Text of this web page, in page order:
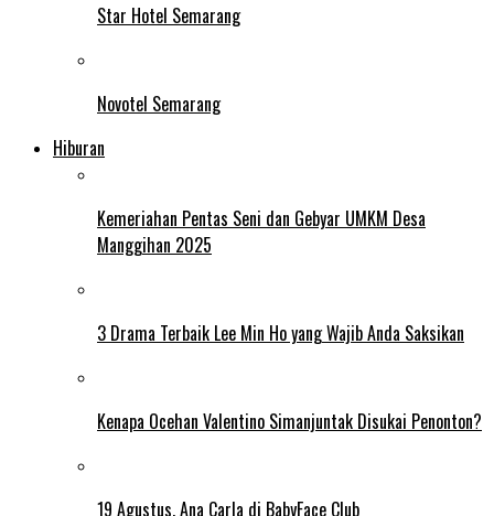
Star Hotel Semarang
Novotel Semarang
Hiburan
Kemeriahan Pentas Seni dan Gebyar UMKM Desa
Manggihan 2025
3 Drama Terbaik Lee Min Ho yang Wajib Anda Saksikan
Kenapa Ocehan Valentino Simanjuntak Disukai Penonton?
19 Agustus, Ana Carla di BabyFace Club